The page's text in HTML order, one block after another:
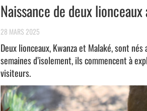
Naissance de deux
28 MARS 2025
Deux lionceaux, Kwanza et Malaké, sont
semaines d’isolement, ils commencent à
visiteurs.